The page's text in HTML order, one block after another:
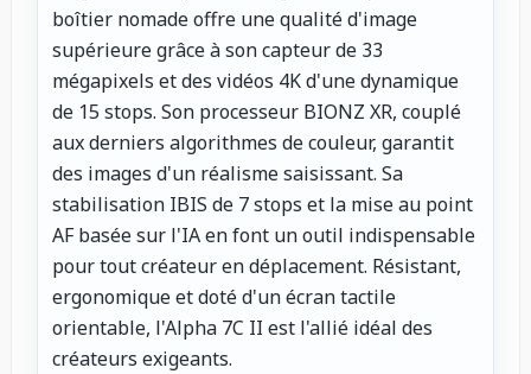
boîtier nomade offre une qualité d'image
supérieure grâce à son capteur de 33
mégapixels et des vidéos 4K d'une dynamique
de 15 stops. Son processeur BIONZ XR, couplé
aux derniers algorithmes de couleur, garantit
des images d'un réalisme saisissant. Sa
stabilisation IBIS de 7 stops et la mise au point
AF basée sur l'IA en font un outil indispensable
pour tout créateur en déplacement. Résistant,
ergonomique et doté d'un écran tactile
orientable, l'Alpha 7C II est l'allié idéal des
créateurs exigeants.